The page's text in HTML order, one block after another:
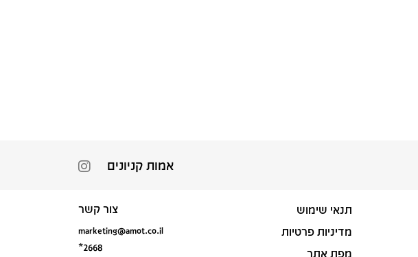
אמות קניונים
תנאי שימוש
מדיניות פרטיות
מפת אתר
צור קשר
marketing@amot.co.il
*2668